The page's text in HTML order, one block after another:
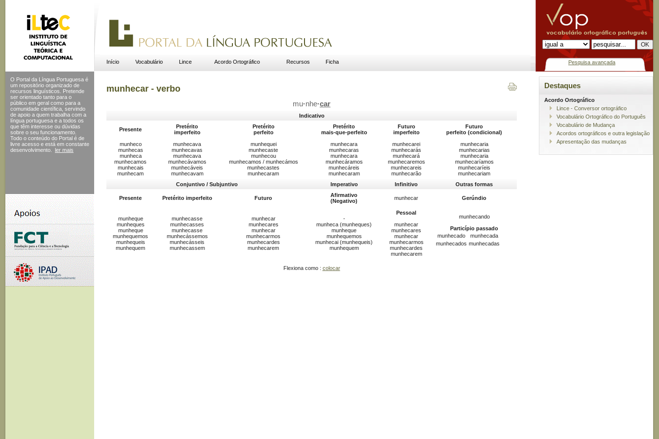
Início Vocabulário Lince Acordo Ortográfico Recursos Ficha Pesquisa avançada
O Portal da Língua Portuguesa é
um repositório organizado de
recursos linguísticos. Pretende
ser orientado tanto para o
público em geral como para a
comunidade científica, servindo
de apoio a quem trabalha com a
língua portuguesa e a todos os
que têm interesse ou dúvidas
sobre o seu funcionamento.
Todo o conteúdo do Portal é de
livre acesso e está em constante
desenvolvimento.
ler mais
munhecar - verbo
mu·nhe·car
Indicativo
Presente
Pretérito
imperfeito
Pretérito
perfeito
Pretérito
mais-que-perfeito
Futuro
imperfeito
Futuro
perfeito (condicional)
munheco
munhecas
munheca
munhecamos
munhecais
munhecam
munhecava
munhecavas
munhecava
munhecávamos
munhecáveis
munhecavam
munhequei
munhecaste
munhecou
munhecamos / munhecámos
munhecastes
munhecaram
munhecara
munhecaras
munhecara
munhecáramos
munhecáreis
munhecaram
munhecarei
munhecarás
munhecará
munhecaremos
munhecareis
munhecarão
munhecaria
munhecarias
munhecaria
munhecaríamos
munhecaríeis
munhecariam
Conjuntivo / Subjuntivo
Imperativo Infinitivo Outras formas
Presente Pretérito imperfeito Futuro
Afirmativo
(Negativo)
munhecar Gerúndio
munheque
munheques
munheque
munhequemos
munhequeis
munhequem
munhecasse
munhecasses
munhecasse
munhecássemos
munhecásseis
munhecassem
munhecar
munhecares
munhecar
munhecarmos
munhecardes
munhecarem
-
munheca (munheques)
munheque
munhequemos
munhecai (munhequeis)
munhequem
Pessoal
munhecar
munhecares
munhecar
munhecarmos
munhecardes
munhecarem
munhecando
Particípio passado
munhecado
munhecada
munhecados munhecadas
Flexiona como : colocar
Destaques
Acordo Ortográfico
Lince - Conversor ortográfico
Vocabulário Ortográfico do Português
Vocabulário de Mudança
Acordos ortográficos e outra legislação
Apresentação das mudanças